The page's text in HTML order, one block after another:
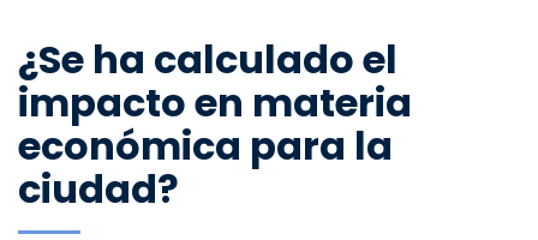
¿Se ha calculado el
impacto en materia
económica para la
ciudad?